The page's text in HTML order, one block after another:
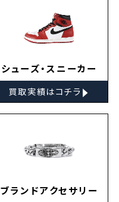
シューズ・スニーカー
買取実績はコチラ ▸
ブランドアクセサリー